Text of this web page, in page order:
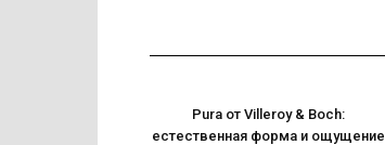
Pura от Villeroy & Boch:
естественная форма и ощущение